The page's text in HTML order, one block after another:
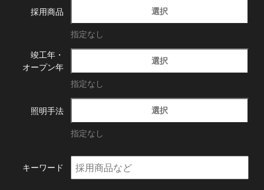
採用商品 選択
指定なし
竣工年・
オープン年
選択
指定なし
照明手法 選択
指定なし
キーワード